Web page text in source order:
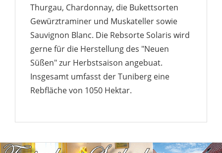
Thurgau, Chardonnay, die Bukettsorten
Gewürztraminer und Muskateller sowie
Sauvignon Blanc. Die Rebsorte Solaris wird
gerne für die Herstellung des "Neuen
Süßen" zur Herbstsaison angebuat.
Insgesamt umfasst der Tuniberg eine
Rebfläche von 1050 Hektar.